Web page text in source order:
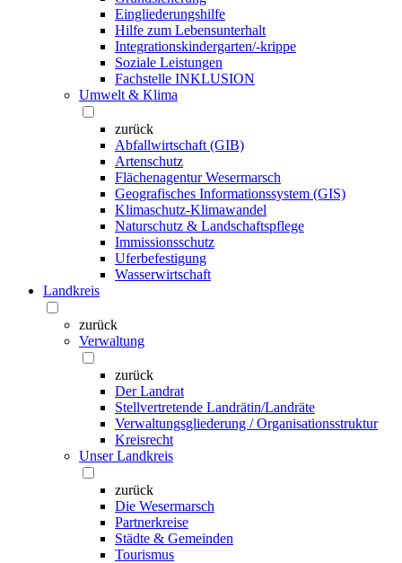
Eingliederungshilfe
Hilfe zum Lebensunterhalt
Integrationskindergarten/-krippe
Soziale Leistungen
Fachstelle INKLUSION
Umwelt & Klima
zurück
Abfallwirtschaft (GIB)
Artenschutz
Flächenagentur Wesermarsch
Geografisches Informationssystem (GIS)
Klimaschutz-Klimawandel
Naturschutz & Landschaftspflege
Immissionsschutz
Uferbefestigung
Wasserwirtschaft
Landkreis
zurück
Verwaltung
zurück
Der Landrat
Stellvertretende Landrätin/Landräte
Verwaltungsgliederung / Organisationsstruktur
Kreisrecht
Unser Landkreis
zurück
Die Wesermarsch
Partnerkreise
Städte & Gemeinden
Tourismus